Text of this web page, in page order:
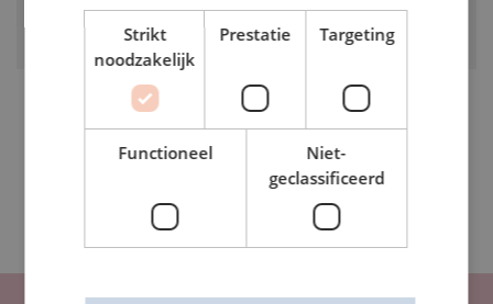
Strikt
noodzakelijk
Prestatie Targeting
Functioneel
Niet-
geclassificeerd